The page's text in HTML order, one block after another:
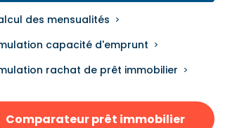
des mensualités
capacité d'emprunt
rachat de prêt immobilier
Comparateur prêt immobilier